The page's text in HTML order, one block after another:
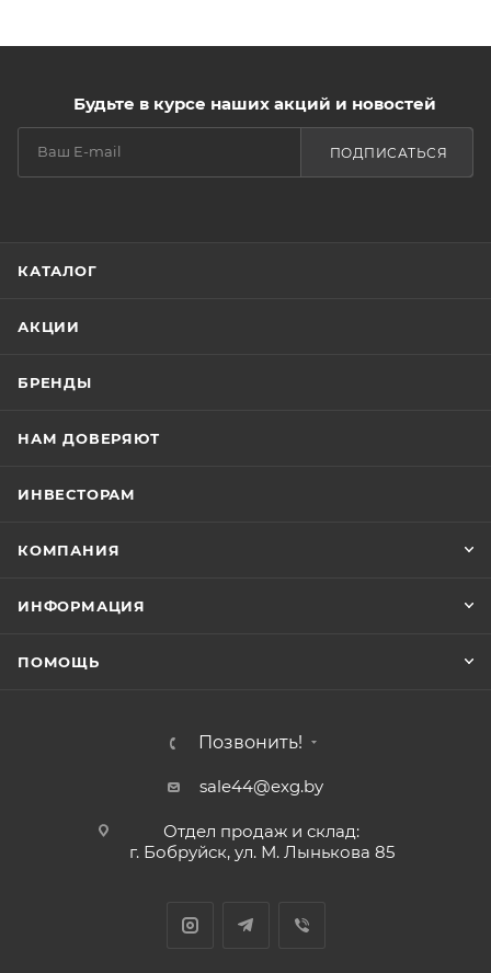
Будьте в курсе наших акций и новостей
ПОДПИСАТЬСЯ
КАТАЛОГ
АКЦИИ
БРЕНДЫ
НАМ ДОВЕРЯЮТ
ИНВЕСТОРАМ
КОМПАНИЯ
ИНФОРМАЦИЯ
ПОМОЩЬ
Позвонить!
sale44@exg.by
Отдел продаж и склад:
г. Бобруйск, ул. М. Лынькова 85